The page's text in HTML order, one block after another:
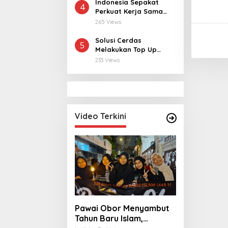
Thailand
4
Indonesia Sepakat
Perkuat Kerja Sama
dengan Thailand, dari
Ekonomi Digital
265 Views
5
Solusi Cerdas
Melakukan Top Up
MLBB dan MCGG
233 Views
Video Terkini
Pawai Obor Menyambut
Tahun Baru Islam,